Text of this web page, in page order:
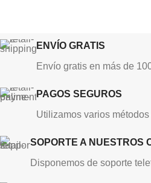
ENVÍO GRATIS
Envío gratis en más de
PAGOS SEGUROS
Utilizamos varios
SOPORTE A NUESTROS
Disponemos de soporte